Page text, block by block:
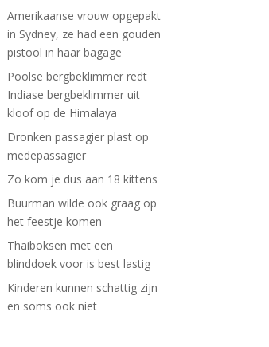
Amerikaanse vrouw opgepakt
in Sydney, ze had een gouden
pistool in haar bagage
Poolse bergbeklimmer redt
Indiase bergbeklimmer uit
kloof op de Himalaya
Dronken passagier plast op
medepassagier
Zo kom je dus aan 18 kittens
Buurman wilde ook graag op
het feestje komen
Thaiboksen met een
blinddoek voor is best lastig
Kinderen kunnen schattig zijn
en soms ook niet